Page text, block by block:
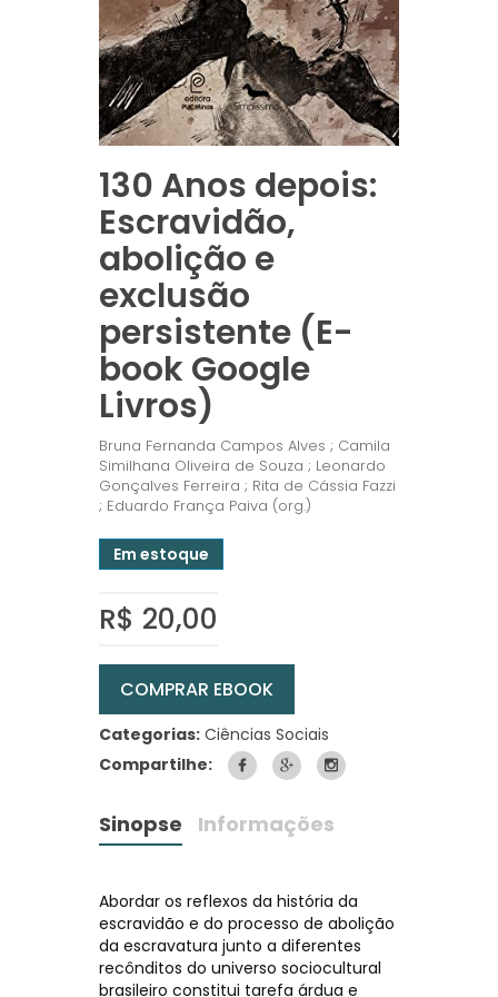
130 Anos depois:
Escravidão,
abolição e
exclusão
persistente (E-
book Google
Livros)
Bruna Fernanda Campos Alves ; Camila
Similhana Oliveira de Souza ; Leonardo
Gonçalves Ferreira ; Rita de Cássia Fazzi
; Eduardo França Paiva (org.)
Em estoque
R$ 20,00
COMPRAR EBOOK
Categorias: Ciências Sociais
Compartilhe:
Sinopse Informações
Abordar os reflexos da história da
escravidão e do processo de abolição
da escravatura junto a diferentes
recônditos do universo sociocultural
brasileiro constitui tarefa árdua e